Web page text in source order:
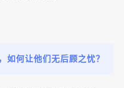
如何让他们无后顾之忧？